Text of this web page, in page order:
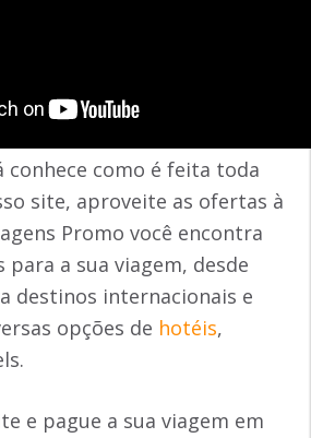
conhece como é feita toda
site, aproveite as ofertas à
Promo você encontra
para a sua viagem, desde
destinos internacionais e
opções de hotéis,
e pague a sua viagem em